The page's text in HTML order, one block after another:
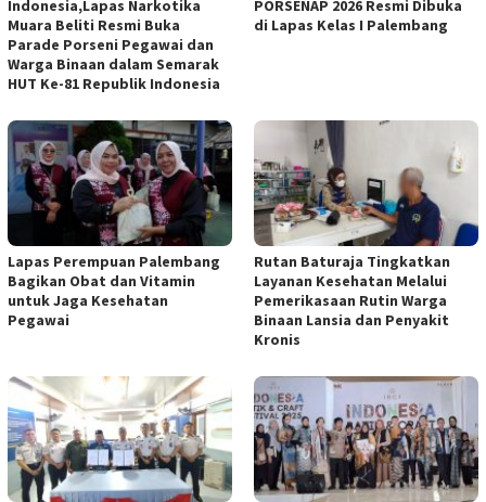
Indonesia,Lapas Narkotika
Muara Beliti Resmi Buka
Parade Porseni Pegawai dan
Warga Binaan dalam Semarak
HUT Ke-81 Republik Indonesia
PORSENAP 2026 Resmi Dibuka
di Lapas Kelas I Palembang
Lapas Perempuan Palembang
Bagikan Obat dan Vitamin
untuk Jaga Kesehatan
Pegawai
Rutan Baturaja Tingkatkan
Layanan Kesehatan Melalui
Pemerikasaan Rutin Warga
Binaan Lansia dan Penyakit
Kronis